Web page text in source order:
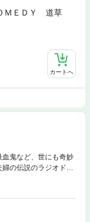
ＭＥＤＹ 道草
カートへ
鬼など、世にも奇妙
の伝説のラジオドラ
きも。